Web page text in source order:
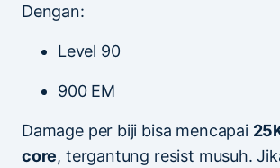
Dengan:
Level 90
900 EM
Damage per biji bisa mencapai
core, tergantung resist musuh.